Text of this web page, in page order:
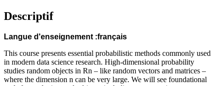
Descriptif
Langue d'enseignement :français
This course presents essential probabilistic methods commonly used
in modern data science research. High-dimensional probability
studies random objects in Rn – like random vectors and matrices –
where the dimension n can be very large. We will see foundational